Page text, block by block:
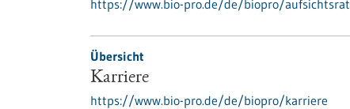
https://www.bio-pro.de/de/biopro/aufsichtsrat
Übersicht
Karriere
https://www.bio-pro.de/de/biopro/karriere